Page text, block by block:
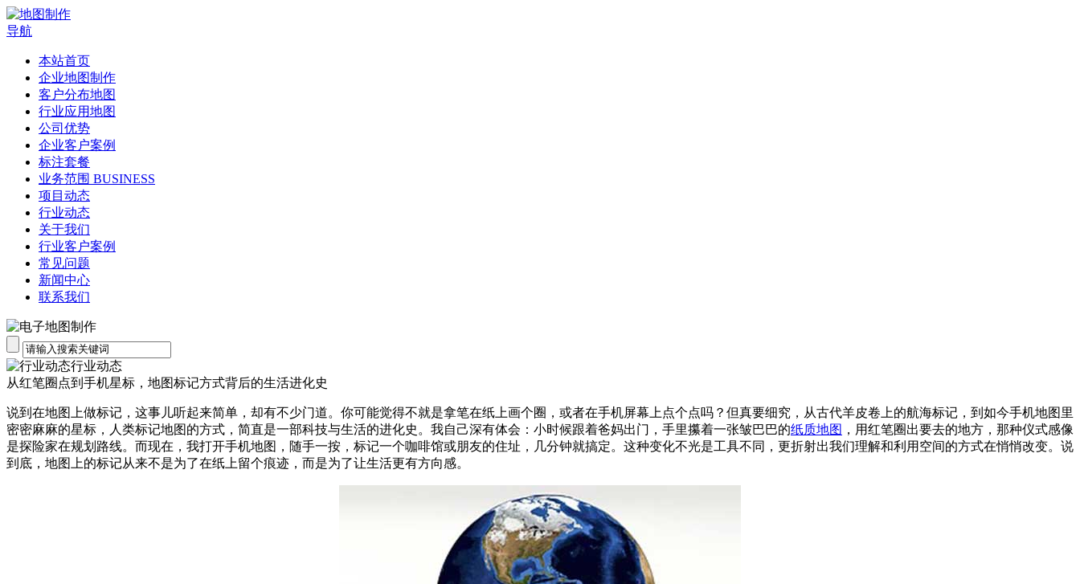
导航
本站首页
企业地图制作
客户分布地图
行业应用地图
公司优势
企业客户案例
标注套餐
业务范围 BUSINESS
项目动态
行业动态
关于我们
行业客户案例
常见问题
新闻中心
联系我们
行业动态
从红笔圈点到手机星标，地图标记方式背后的生活进化史
说到在地图上做标记，这事儿听起来简单，却有不少门道。你可能觉得不就是拿笔在纸上画个圈，或者在手机屏幕上点个点吗？但真要细究，从古代羊皮卷上的航海标记，到如今手机地图里
密密麻麻的星标，人类标记地图的方式，简直是一部科技与生活的进化史。我自己深有体会：小时候跟着爸妈出门，手里攥着一张皱巴巴的纸质地图 ，用红笔圈出要去的地方，那种仪式感像
是探险家在规划路线。而现在，我打开手机地图，随手一按，标记一个咖啡馆或朋友的住址，几分钟就搞定。这种变化不光是工具不同，更折射出我们理解和利用空间的方式在悄悄改变。说
到底，地图上的标记从来不是为了在纸上留个痕迹，而是为了让生活更有方向感。